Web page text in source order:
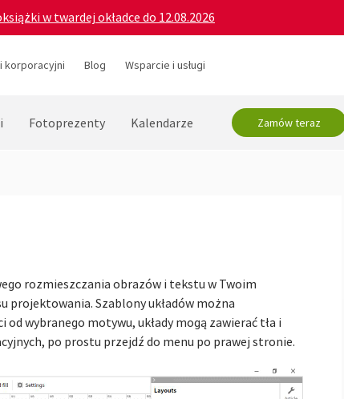
w twardej okładce do 12.08.2026
korporacyjni Blog Wsparcie i usługi
Fotoprezenty Kalendarze Zamów teraz
rozmieszczania obrazów i tekstu w Twoim
projektowania. Szablony układów można
wybranego motywu, układy mogą zawierać tła i
po prostu przejdź do menu po prawej stronie.